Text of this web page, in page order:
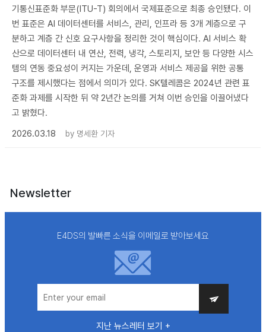
기통신표준화 부문(ITU-T) 회의에서 국제표준으로 최종 승인됐다. 이
번 표준은 AI 데이터센터를 서비스, 관리, 인프라 등 3개 계층으로 구
분하고 계층 간 신호 요구사항을 정리한 것이 핵심이다. AI 서비스 확
산으로 데이터센터 내 연산, 전력, 냉각, 스토리지, 보안 등 다양한 시스
템의 연동 중요성이 커지는 가운데, 운영과 서비스 제공을 위한 공통
구조를 제시했다는 점에서 의미가 있다. SK텔레콤은 2024년 관련 표
준화 과제를 시작한 뒤 약 2년간 논의를 거쳐 이번 승인을 이끌어냈다
고 밝혔다.
2026.03.18
by 명세환 기자
Newsletter
E4DS의 발빠른 소식을 이메일로 받아보세요
지난 뉴스레터 보기 +